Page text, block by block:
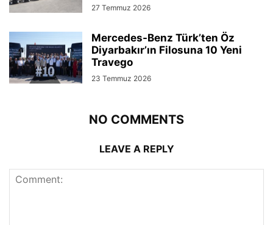
27 Temmuz 2026
Mercedes-Benz Türk’ten Öz
Diyarbakır’ın Filosuna 10 Yeni
Travego
23 Temmuz 2026
NO COMMENTS
LEAVE A REPLY